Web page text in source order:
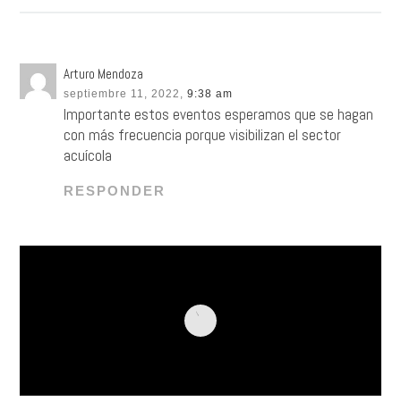
Arturo Mendoza
septiembre 11, 2022, 9:38 am
Importante estos eventos esperamos que se hagan
con más frecuencia porque visibilizan el sector
acuícola
RESPONDER